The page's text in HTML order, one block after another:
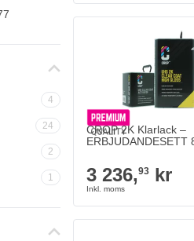
4
24
2
1
CROP 2K Klarlack –
ERBJUDANDESETT
The price depends
3 236,93kr